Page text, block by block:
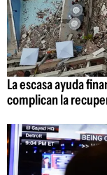
La escasa ayuda
complican la